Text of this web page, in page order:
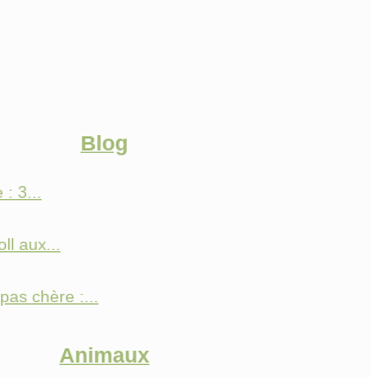
Blog
: 3...
aux...
chère :...
Animaux